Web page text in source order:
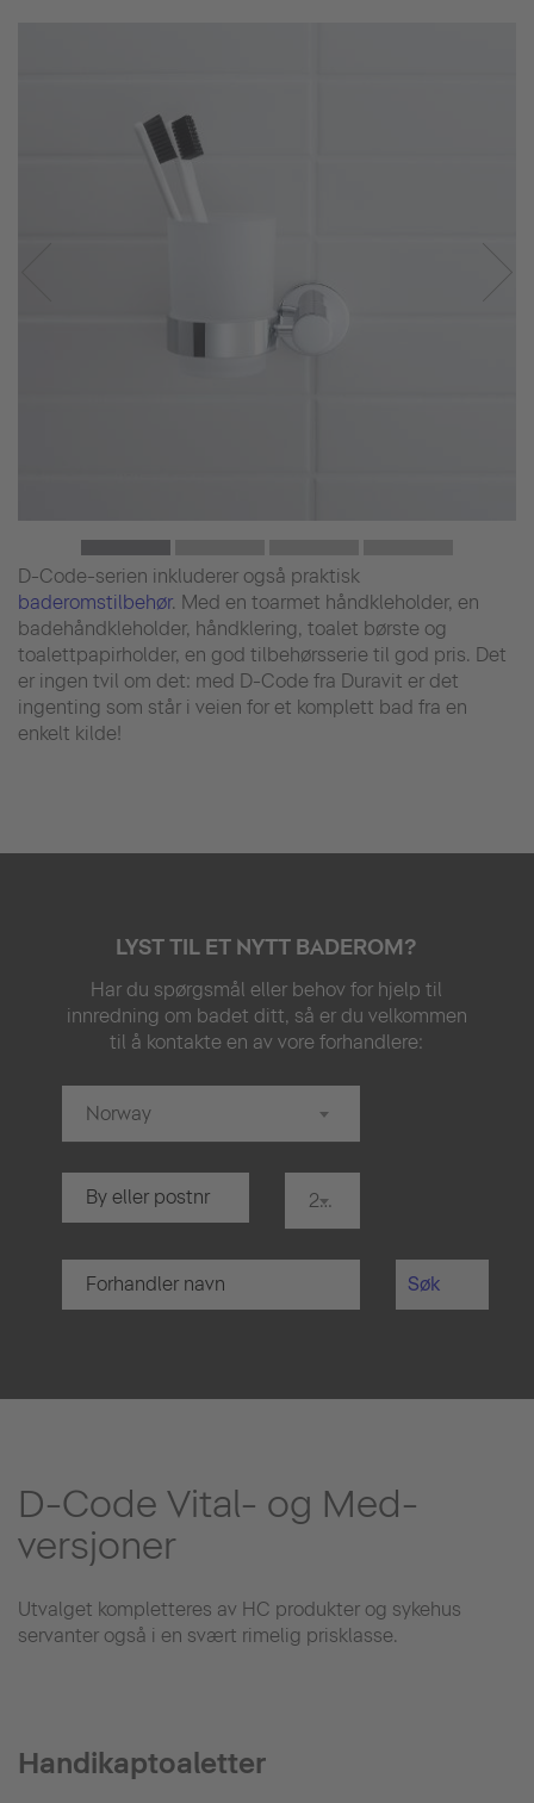
D-Code-serien inkluderer også praktisk
baderomstilbehør. Med en toarmet håndkleholder, en
badehåndkleholder, håndklering, toalet børste og
toalettpapirholder, en god tilbehørsserie til god pris. Det
er ingen tvil om det: med D-Code fra Duravit er det
ingenting som står i veien for et komplett bad fra en
enkelt kilde!
LYST TIL ET NYTT BADEROM?
Har du spørgsmål eller behov for hjelp til
innredning om badet ditt, så er du velkommen
til å kontakte en av vore forhandlere:
Norway
20 km
Søk
D-Code Vital- og Med-
versjoner
Utvalget kompletteres av HC produkter og sykehus
servanter også i en svært rimelig prisklasse.
Handikaptoaletter